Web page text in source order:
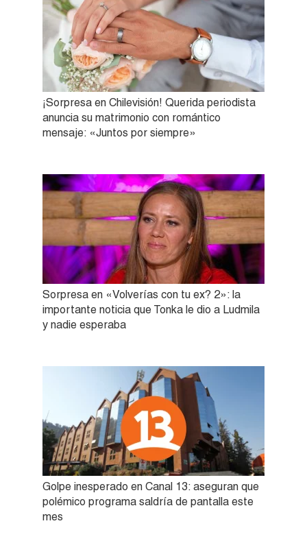
¡Sorpresa en Chilevisión! Querida periodista
anuncia su matrimonio con romántico
mensaje: «Juntos por siempre»
Sorpresa en «Volverías con tu ex? 2»: la
importante noticia que Tonka le dio a Ludmila
y nadie esperaba
Golpe inesperado en Canal 13: aseguran que
polémico programa saldría de pantalla este
mes